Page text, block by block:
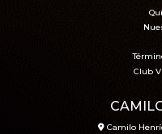
Club
Camilo